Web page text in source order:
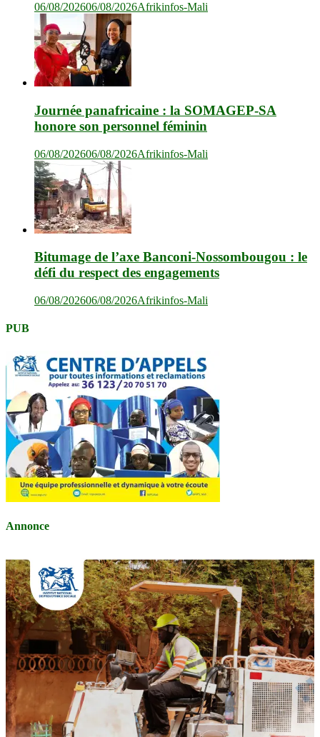
06/08/202606/08/2026Afrikinfos-Mali
Journée panafricaine : la SOMAGEP-SA
honore son personnel féminin
06/08/202606/08/2026Afrikinfos-Mali
Bitumage de l’axe Banconi-Nossombougou : le
défi du respect des engagements
06/08/202606/08/2026Afrikinfos-Mali
PUB
Annonce